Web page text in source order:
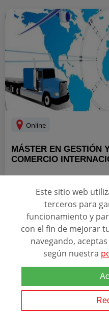
Online
MÁSTER EN GESTIÓN
COMERCIO
Relacionado con esta temática
Objetivos y perfil El objetivo
desarrollado en colaboración
de Promoción Exterior de la
e Instituto de
Ver
Este sitio web
terceros para
funcionamiento y
con el fin de mejorar
navegando,
según nuestra